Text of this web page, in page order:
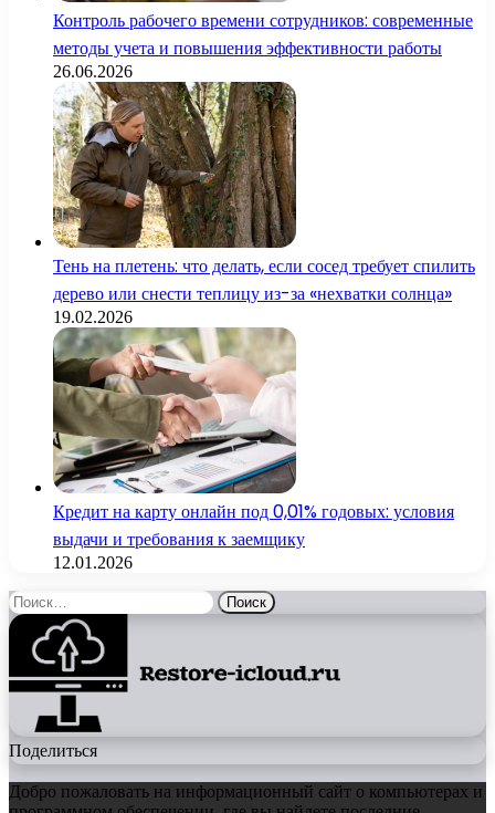
Контроль рабочего времени сотрудников: современные
методы учета и повышения эффективности работы
26.06.2026
Тень на плетень: что делать, если сосед требует спилить
дерево или снести теплицу из-за «нехватки солнца»
19.02.2026
Кредит на карту онлайн под 0,01% годовых: условия
выдачи и требования к заемщику
12.01.2026
Найти:
Поделиться
Добро пожаловать на информационный сайт о компьютерах и